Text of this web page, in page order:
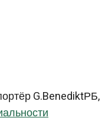
G.BenediktРБ,